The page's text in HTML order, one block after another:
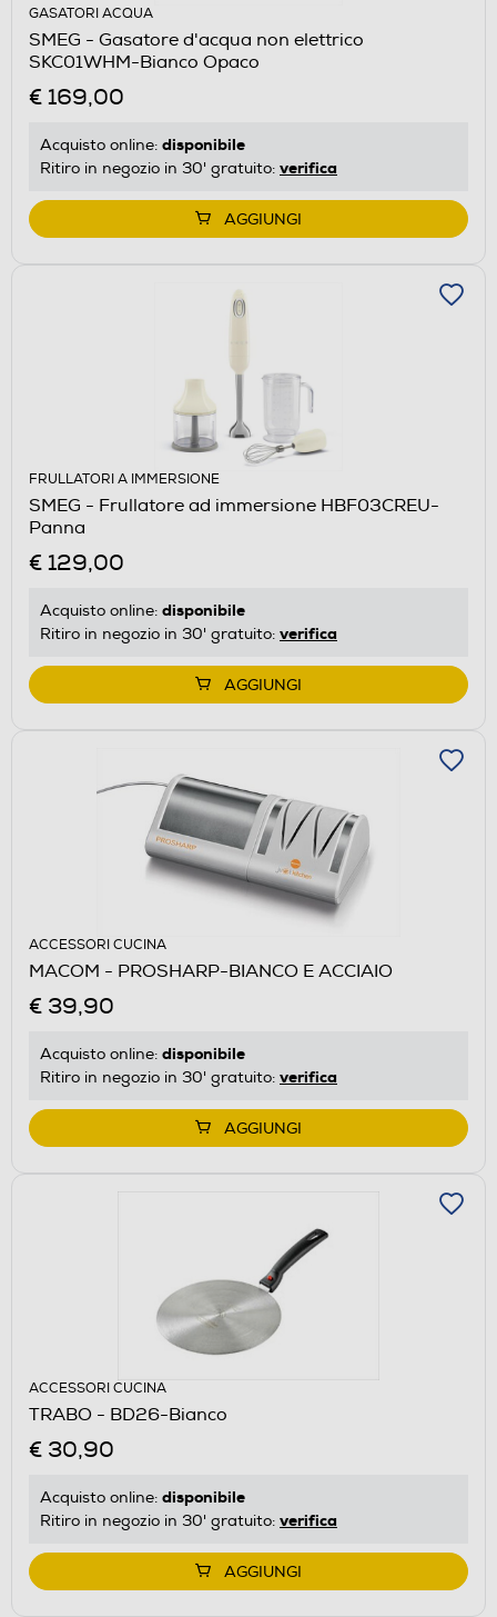
GASATORI ACQUA
SMEG - Gasatore d'acqua non elettrico
SKC01WHM-Bianco Opaco
€ 169,00
Acquisto online: disponibile
Ritiro in negozio in 30' gratuito: verifica
AGGIUNGI
FRULLATORI A IMMERSIONE
SMEG - Frullatore ad immersione HBF03CREU-
Panna
€ 129,00
Acquisto online: disponibile
Ritiro in negozio in 30' gratuito: verifica
AGGIUNGI
ACCESSORI CUCINA
MACOM - PROSHARP-BIANCO E ACCIAIO
€ 39,90
Acquisto online: disponibile
Ritiro in negozio in 30' gratuito: verifica
AGGIUNGI
ACCESSORI CUCINA
TRABO - BD26-Bianco
€ 30,90
Acquisto online: disponibile
Ritiro in negozio in 30' gratuito: verifica
AGGIUNGI